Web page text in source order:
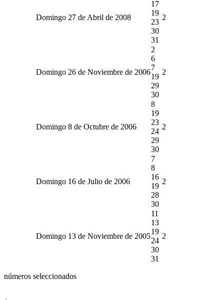
Domingo 27 de Abril de 2008
17
19
23
30
31
2
Domingo 26 de Noviembre de 2006
2
6
7
19
29
30
2
Domingo 8 de Octubre de 2006
8
19
23
24
29
30
2
Domingo 16 de Julio de 2006
7
8
16
19
28
30
2
Domingo 13 de Noviembre de 2005
11
13
19
24
30
31
2
números seleccionados